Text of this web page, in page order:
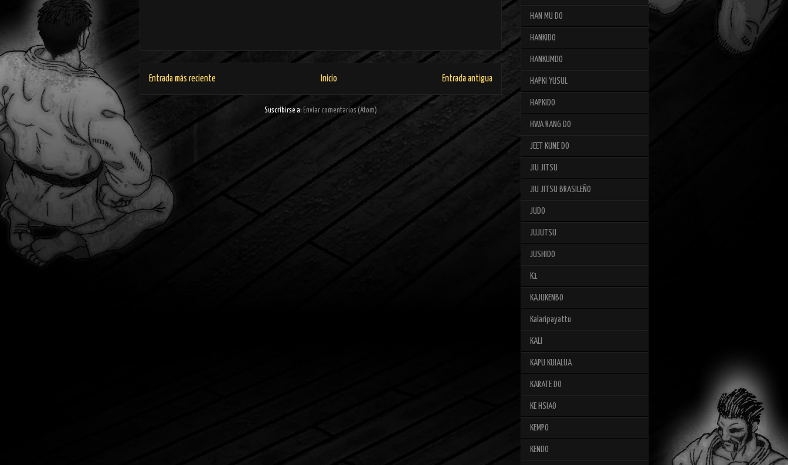
Entrada más reciente Entrada antigua
Inicio
Suscribirse a: Enviar comentarios (Atom)
HAN MU DO
HANKIDO
HANKUMDO
HAPKI YUSUL
HAPKIDO
HWA RANG DO
JEET KUNE DO
JIU JITSU
JIU JITSU BRASILEÑO
JUDO
JUJUTSU
JUSHIDO
K1
KAJUKENBO
Kalaripayattu
KALI
KAPU KUIALUA
KARATE DO
KE HSIAO
KEMPO
KENDO